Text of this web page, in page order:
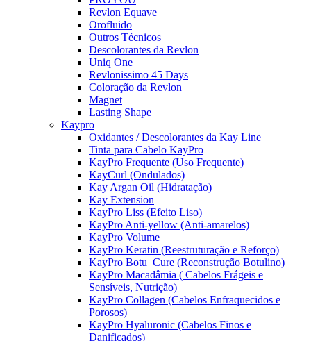
Revlon Equave
Orofluido
Outros Técnicos
Descolorantes da Revlon
Uniq One
Revlonissimo 45 Days
Coloração da Revlon
Magnet
Lasting Shape
Kaypro
Oxidantes / Descolorantes da Kay Line
Tinta para Cabelo KayPro
KayPro Frequente (Uso Frequente)
KayCurl (Ondulados)
Kay Argan Oil (Hidratação)
Kay Extension
KayPro Liss (Efeito Liso)
KayPro Anti-yellow (Anti-amarelos)
KayPro Volume
KayPro Keratin (Reestruturação e Reforço)
KayPro Botu_Cure (Reconstrução Botulino)
KayPro Macadâmia ( Cabelos Frágeis e
Sensíveis, Nutrição)
KayPro Collagen (Cabelos Enfraquecidos e
Porosos)
KayPro Hyaluronic (Cabelos Finos e
Danificados)